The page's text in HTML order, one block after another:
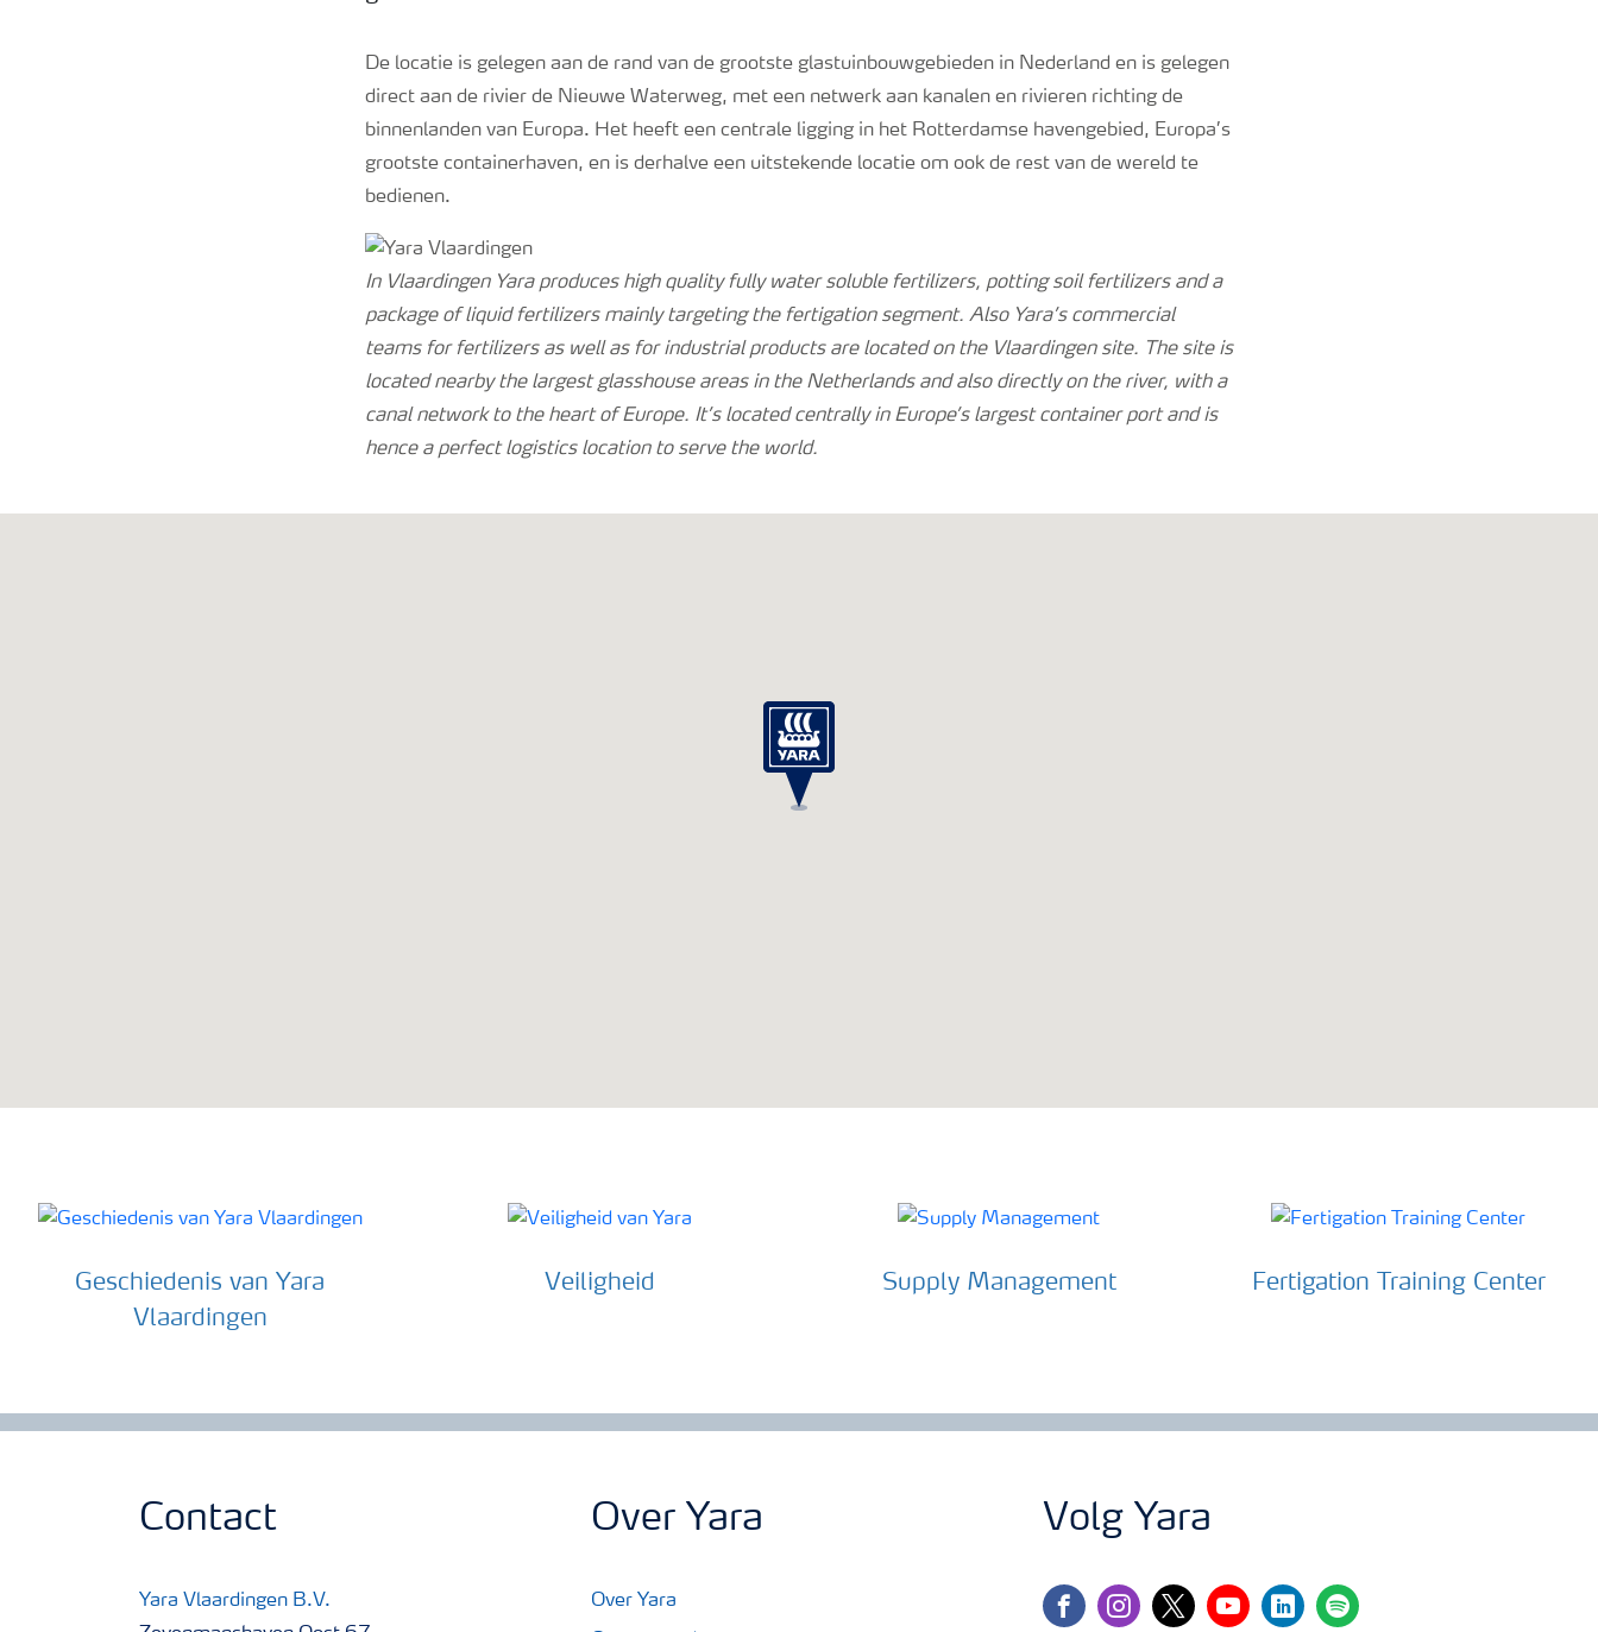
De locatie is gelegen aan de rand van de grootste glastuinbouwgebieden in Nederland en is gelegen
direct aan de rivier de Nieuwe Waterweg, met een netwerk aan kanalen en rivieren richting de
binnenlanden van Europa. Het heeft een centrale ligging in het Rotterdamse havengebied, Europa’s
grootste containerhaven, en is derhalve een uitstekende locatie om ook de rest van de wereld te
bedienen.
In Vlaardingen Yara produces high quality fully water soluble fertilizers, potting soil fertilizers and a
package of liquid fertilizers mainly targeting the fertigation segment. Also Yara’s commercial
teams for fertilizers as well as for industrial products are located on the Vlaardingen site. The site is
located nearby the largest glasshouse areas in the Netherlands and also directly on the river, with a
canal network to the heart of Europe. It’s located centrally in Europe’s largest container port and is
hence a perfect logistics location to serve the world.
Geschiedenis van Yara
Vlaardingen
Veiligheid Supply Management Fertigation Training Center
Contact
Yara Vlaardingen B.V.
Over Yara
Over Yara
Volg Yara
facebookinstagram
twitteryoutubelinkedinspotify